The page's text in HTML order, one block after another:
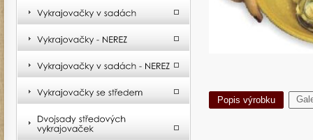
Popis výrobku